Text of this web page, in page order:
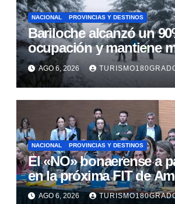
NACIONAL PROVINCIAS Y DESTINOS
Bariloche alcanzó un
ocupación y mantiene
buenas expectativas
AGO 6, 2026
NACIONAL PROVINCIAS Y DESTINOS
El «NO» bonaerense a
en la próxima FIT de
Latina
AGO 6, 2026